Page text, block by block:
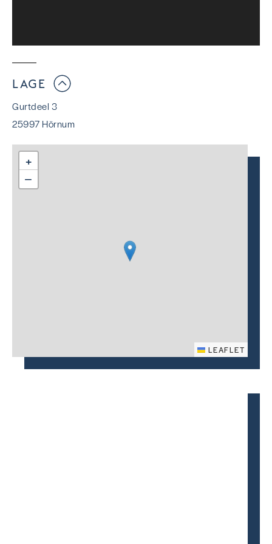
LAGE
Gurtdeel 3
25997 Hörnum
+
−
LEAFLET